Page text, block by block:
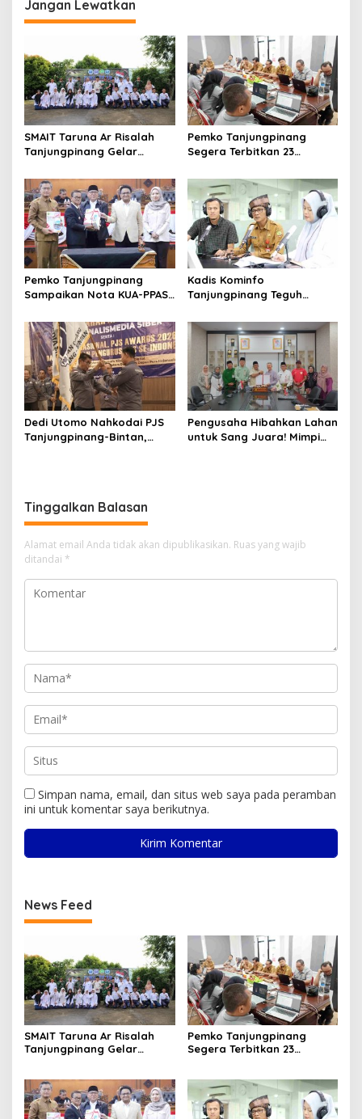
Jangan Lewatkan
SMAIT Taruna Ar Risalah
Tanjungpinang Gelar
Tanamkan Disiplin dan Jiwa
Kepemimpinan
Pemko Tanjungpinang
Segera Terbitkan 23
Pemko Tanjungpinang
Sampaikan Nota KUA-PPAS
DPRD
Kadis Kominfo
Tanjungpinang Teguh
Warga Jadi Bahan Evaluasi
Pemerintah
Dedi Utomo Nahkodai PJS
Tanjungpinang-Bintan,
Pengusaha Hibahkan Lahan
untuk Sang Juara! Mimpi
Tinggalkan Balasan
Alamat email Anda tidak akan dipublikasikan. Ruas yang wajib
ditandai *
Simpan nama, email, dan situs web saya pada peramban
ini untuk komentar saya berikutnya.
News Feed
SMAIT Taruna Ar Risalah
Tanjungpinang Gelar
Kepemimpinan
Pemko Tanjungpinang
Segera Terbitkan 23